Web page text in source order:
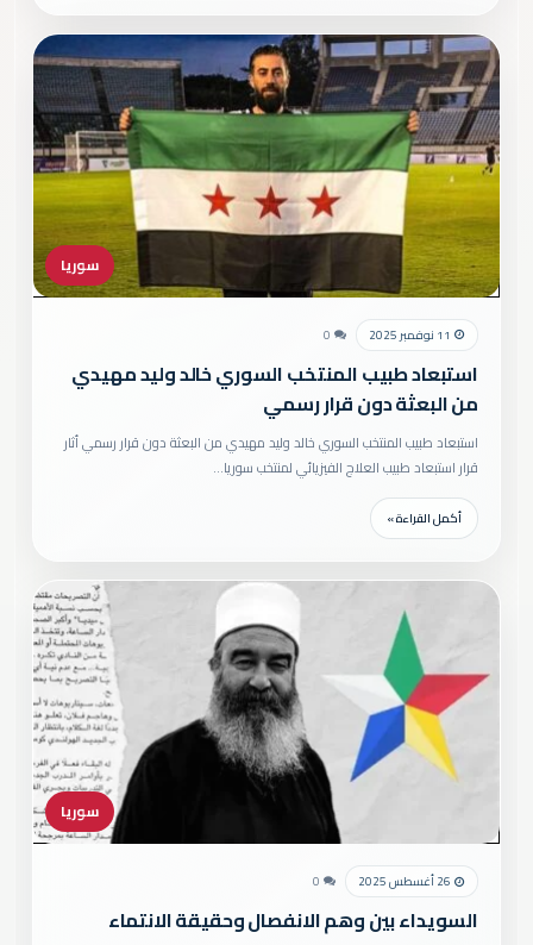
سوريا
11 نوفمبر 2025 0
استبعاد طبيب المنتخب السوري خالد وليد مهيدي
من البعثة دون قرار رسمي
استبعاد طبيب المنتخب السوري خالد وليد مهيدي من البعثة دون قرار رسمي أثار
قرار استبعاد طبيب العلاج الفيزيائي لمنتخب سوريا…
أكمل القراءة »
سوريا
26 أغسطس 2025 0
السويداء بين وهم الانفصال وحقيقة الانتماء